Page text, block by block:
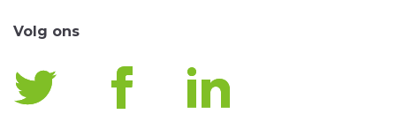
Volg ons